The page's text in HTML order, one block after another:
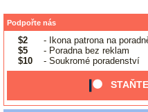
Podpořte nás
$2
- Ikona patrona na
$5
- Poradna bez reklam
$10
- Soukromé poradenství